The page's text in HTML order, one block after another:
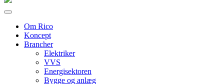
Om Rico
Koncept
Brancher
Elektriker
VVS
Energisektoren
Bygge og anlæg